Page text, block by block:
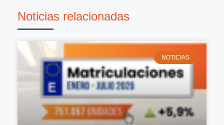
Noticias relacionadas
NOTICIAS